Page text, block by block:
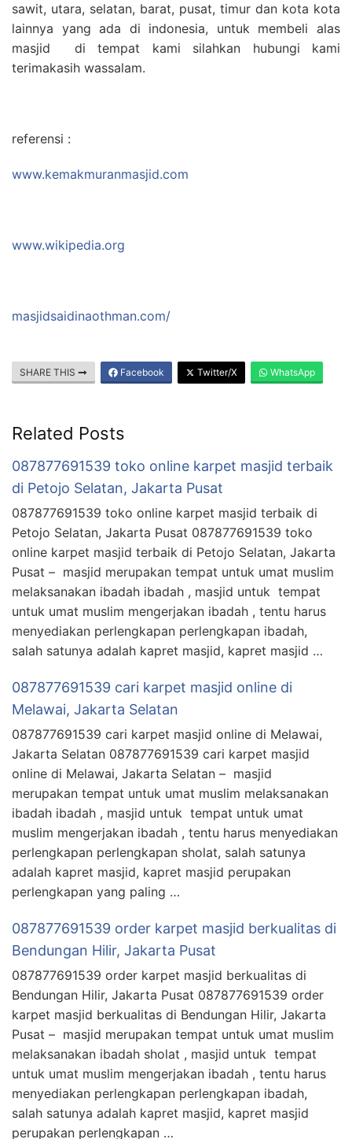
sawit, utara, selatan, barat, pusat, timur dan kota kota
lainnya yang ada di indonesia, untuk membeli alas
masjid di tempat kami silahkan hubungi kami
terimakasih wassalam.
referensi :
www.kemakmuranmasjid.com
www.wikipedia.org
masjidsaidinaothman.com/
SHARE THIS Facebook Twitter/X WhatsApp
Related Posts
087877691539 toko online karpet masjid terbaik
di Petojo Selatan, Jakarta Pusat
087877691539 toko online karpet masjid terbaik di
Petojo Selatan, Jakarta Pusat 087877691539 toko
online karpet masjid terbaik di Petojo Selatan, Jakarta
Pusat – masjid merupakan tempat untuk umat muslim
melaksanakan ibadah ibadah , masjid untuk tempat
untuk umat muslim mengerjakan ibadah , tentu harus
menyediakan perlengkapan perlengkapan ibadah,
salah satunya adalah kapret masjid, kapret masjid …
087877691539 cari karpet masjid online di
Melawai, Jakarta Selatan
087877691539 cari karpet masjid online di Melawai,
Jakarta Selatan 087877691539 cari karpet masjid
online di Melawai, Jakarta Selatan – masjid
merupakan tempat untuk umat muslim melaksanakan
ibadah ibadah , masjid untuk tempat untuk umat
muslim mengerjakan ibadah , tentu harus menyediakan
perlengkapan perlengkapan sholat, salah satunya
adalah kapret masjid, kapret masjid perupakan
perlengkapan yang paling …
087877691539 order karpet masjid berkualitas di
Bendungan Hilir, Jakarta Pusat
087877691539 order karpet masjid berkualitas di
Bendungan Hilir, Jakarta Pusat 087877691539 order
karpet masjid berkualitas di Bendungan Hilir, Jakarta
Pusat – masjid merupakan tempat untuk umat muslim
melaksanakan ibadah sholat , masjid untuk tempat
untuk umat muslim mengerjakan ibadah , tentu harus
menyediakan perlengkapan perlengkapan ibadah,
salah satunya adalah kapret masjid, kapret masjid
perupakan perlengkapan …